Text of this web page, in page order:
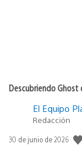
Descubriendo Ghost
El Equipo
Redacción
Fecha
30 de junio de 2026